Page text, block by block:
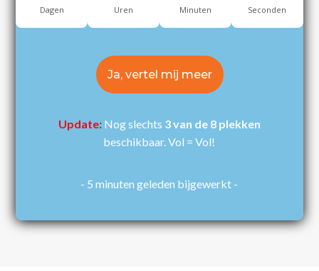
Dagen Uren Minuten Seconden
Ja, vertel mij meer
Update:Nog slechts 3 van de 8 plekken
beschikbaar. Vol = Vol!
- 5 minuten geleden bijgewerkt -